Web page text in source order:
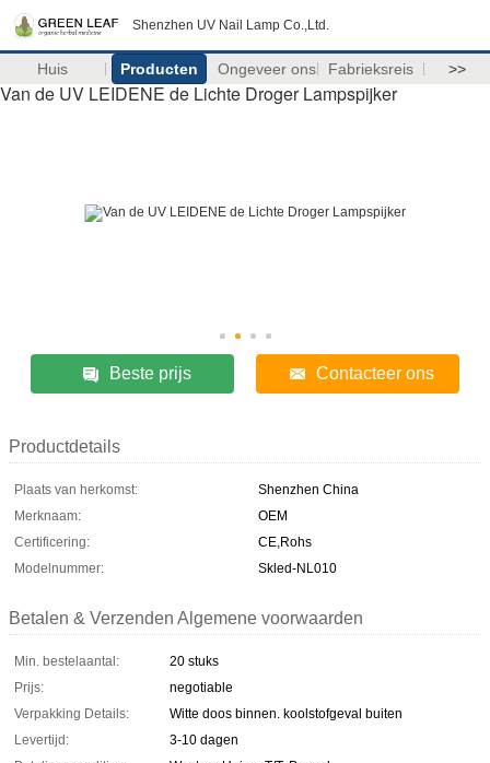
Shenzhen UV Nail Lamp Co.,Ltd.
Huis Producten Ongeveer ons Fabrieksreis >>
Van de UV LEIDENE de Lichte Droger Lampspijker
Beste prijs Contacteer ons
Productdetails
Plaats van herkomst:
Shenzhen China
Merknaam:
OEM
Certificering:
CE,Rohs
Modelnummer:
Skled-NL010
Betalen & Verzenden Algemene voorwaarden
Min. bestelaantal:
20 stuks
Prijs:
negotiable
Verpakking Details:
Witte doos binnen. koolstofgeval buiten
Levertijd:
3-10 dagen